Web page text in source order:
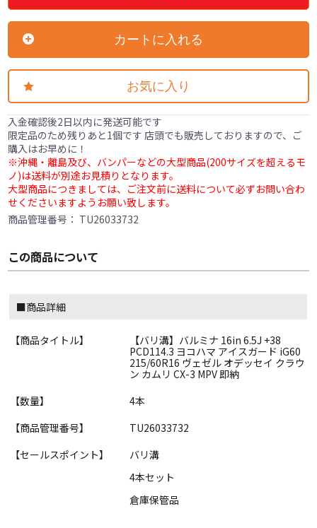
カートに入れる
お気に入り
入金確認後2日以内に発送可能です
限定品のため残りあと1個です 店頭でも販売しておりますので、ご
購入はお早めに！
※沖縄・離島及び、バンパーなどの大型商品(200サイズを超えるモ
ノ)は送料が別途お見積りとなります。
大型商品につきましては、ご注文前に送料について必ずお問い合わ
せくださいますようお願い致します。
商品管理番号： TU26033732
この商品について
■商品詳細
【商品タイトル】
【バリ溝】バルミナ 16in 6.5J +38
PCD114.3 ヨコハマ アイスガード iG60
215/60R16 ヴェゼル オデッセイ クラウ
ン カムリ CX-3 MPV 即納
【数量】
4本
【商品管理番号】
TU26033732
【セールスポイント】
バリ溝
4本セット
倉庫保管品